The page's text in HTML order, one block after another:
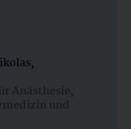
Anästhesie,
und